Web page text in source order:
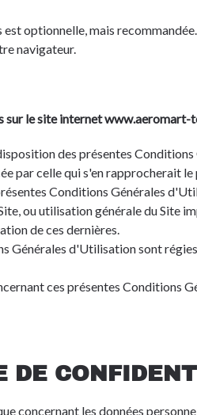
optionnelle, mais
navigateur.
sur le site internet www.aeromart-
des présentes
par celle qui s'en rapprocherait
Conditions Générales
ou utilisation générale du Site
de ces dernières.
Générales d'Utilisation sont
ces présentes Conditions
DE
concernant les données